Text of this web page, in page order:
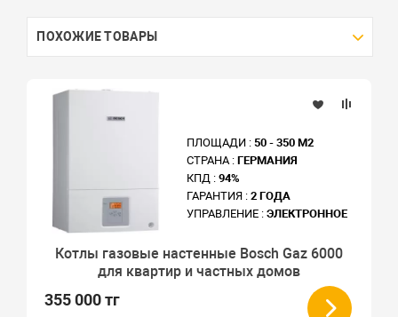
ПОХОЖИЕ ТОВАРЫ
ПЛОЩАДИ : 50 - 350 М2
СТРАНА : ГЕРМАНИЯ
КПД : 94%
ГАРАНТИЯ : 2 ГОДА
УПРАВЛЕНИЕ : ЭЛЕКТРОННОЕ
Котлы газовые настенные Bosch Gaz 6000
для квартир и частных домов
355 000 тг